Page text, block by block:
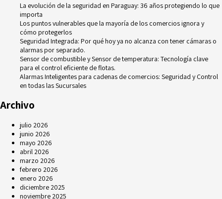
La evolución de la seguridad en Paraguay: 36 años protegiendo lo que
importa
Los puntos vulnerables que la mayoría de los comercios ignora y
cómo protegerlos
Seguridad Integrada: Por qué hoy ya no alcanza con tener cámaras o
alarmas por separado.
Sensor de combustible y Sensor de temperatura: Tecnología clave
para el control eficiente de flotas.
Alarmas Inteligentes para cadenas de comercios: Seguridad y Control
en todas las Sucursales
Archivo
julio 2026
junio 2026
mayo 2026
abril 2026
marzo 2026
febrero 2026
enero 2026
diciembre 2025
noviembre 2025